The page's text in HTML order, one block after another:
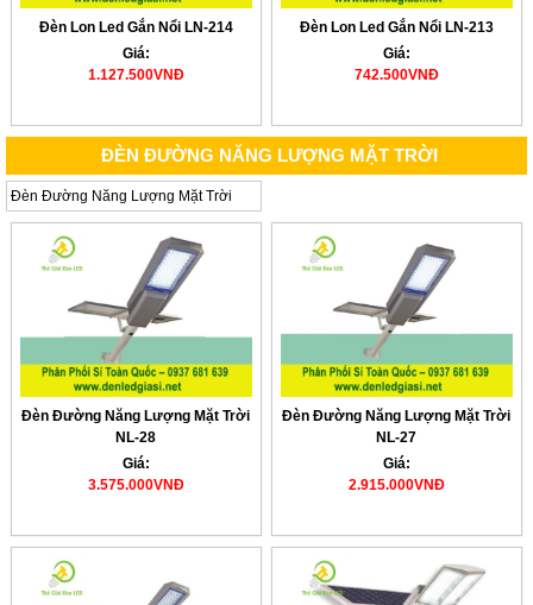
Đèn Lon Led Gắn Nổi LN-214
Giá:
1.127.500VNĐ
Đèn Lon Led Gắn Nổi LN-213
Giá:
742.500VNĐ
ĐÈN ĐƯỜNG NĂNG LƯỢNG MẶT TRỜI
Đèn Đường Năng Lượng Mặt Trời
Đèn Đường Năng Lượng Mặt Trời
NL-28
Giá:
3.575.000VNĐ
Đèn Đường Năng Lượng Mặt Trời
NL-27
Giá:
2.915.000VNĐ